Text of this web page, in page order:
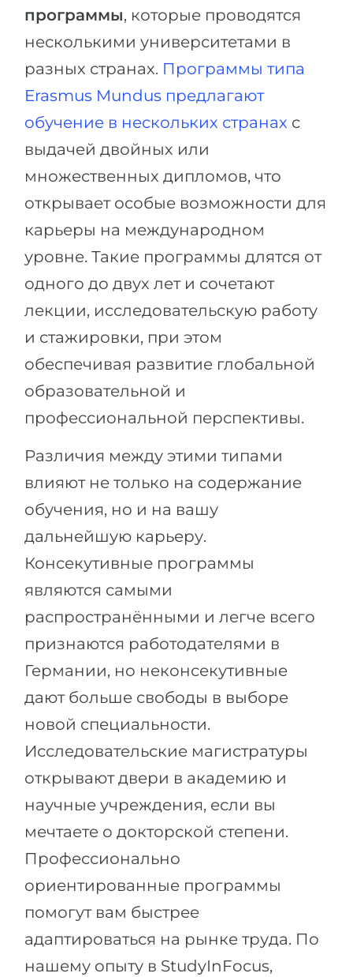
программы, которые проводятся
несколькими университетами в
разных странах. Программы типа
Erasmus Mundus предлагают
обучение в нескольких странах с
выдачей двойных или
множественных дипломов, что
открывает особые возможности для
карьеры на международном
уровне. Такие программы длятся от
одного до двух лет и сочетают
лекции, исследовательскую работу
и стажировки, при этом
обеспечивая развитие глобальной
образовательной и
профессиональной перспективы.
Различия между этими типами
влияют не только на содержание
обучения, но и на вашу
дальнейшую карьеру.
Консекутивные программы
являются самыми
распространёнными и легче всего
признаются работодателями в
Германии, но неконсекутивные
дают больше свободы в выборе
новой специальности.
Исследовательские магистратуры
открывают двери в академию и
научные учреждения, если вы
мечтаете о докторской степени.
Профессионально
ориентированные программы
помогут вам быстрее
адаптироваться на рынке труда. По
нашему опыту в StudyInFocus,